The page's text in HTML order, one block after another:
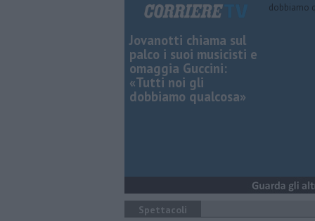
Jovanotti chiama sul
palco i suoi musicisti e
omaggia Guccini:
«Tutti noi gli
dobbiamo qualcosa»
Spettacoli